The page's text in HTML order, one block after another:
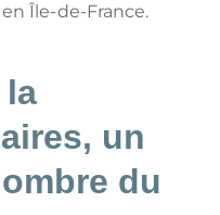
Île-de-France.
un
du